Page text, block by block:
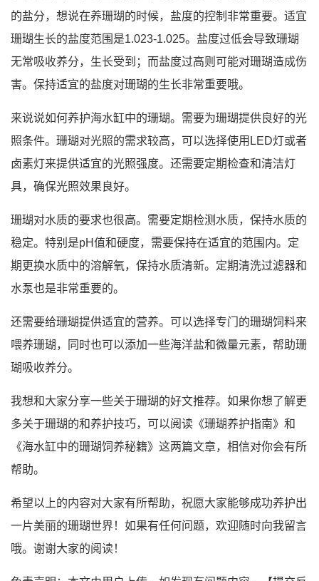
的盐分，想说在养珊瑚的时候，盐度的控制非常重要。适宜
珊瑚生长的盐度范围是1.023-1.025。盐度过低会导致珊瑚
无常吸收养分，生长受到；而盐度过高则可能对珊瑚造成伤
害。保持适宜的盐度对珊瑚的生长非常重要哦。
来说说如何养护海水缸中的珊瑚。需要为珊瑚提供良好的光
照条件。珊瑚对光照的需求较高，可以选择使用LED灯或者
卤素灯来提供适宜的光照强度。还需要定期检查和清洁灯
具，确保光照效果良好。
珊瑚对水质的要求也很高。需要定期检测水质，保持水质的
稳定。特别是pH值和硬度，需要保持在适宜的范围内。定
期更换水质中的溶解氧，保持水质清新。定期清洗过滤器和
水泵也是非常重要的。
还需要给珊瑚提供适宜的营养。可以选择专门的珊瑚饲料来
喂养珊瑚，同时也可以添加一些海洋盐和微量元素，帮助珊
瑚吸收养分。
我想和大家分享一些关于珊瑚的好文推荐。如果你想了解更
多关于珊瑚的和养护技巧，可以阅读《珊瑚养护指南》和
《海水缸中的珊瑚饲养秘籍》这两篇文章，相信对你会有所
帮助。
希望以上的内容对大家有所帮助，祝愿大家能够成功养护出
一片美丽的珊瑚世界！如果有任何问题，欢迎随时向我留言
哦。谢谢大家的阅读！